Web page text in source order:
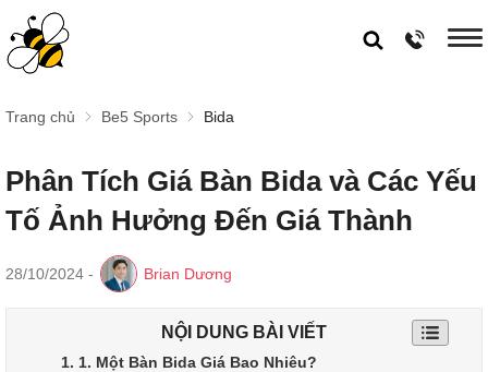
Trang chủ Be5 Sports Bida
Phân Tích Giá Bàn Bida và Các Yếu
Tố Ảnh Hưởng Đến Giá Thành
28/10/2024 - Brian Dương
NỘI DUNG BÀI VIẾT
1. 1. Một Bàn Bida Giá Bao Nhiêu?